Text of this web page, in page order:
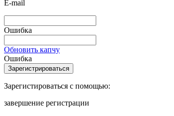
E-mail
Ошибка
Обновить капчу
Ошибка
Зарегистироваться с помощью:
завершение регистрации